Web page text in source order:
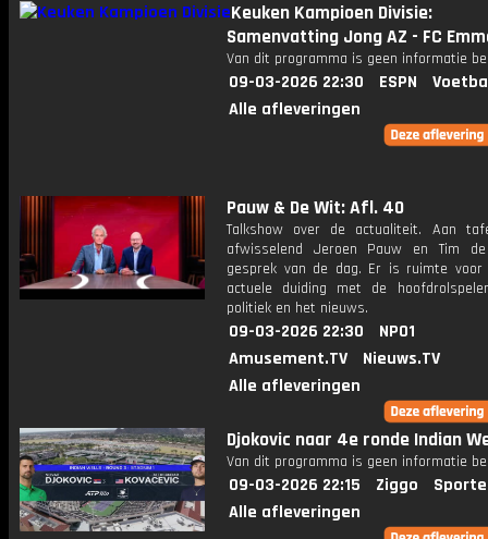
Keuken Kampioen Divisie:
Samenvatting Jong AZ - FC
Van dit programma is geen informatie
09-03-2026 22:30 ESPN
Alle afleveringen
Pauw & De Wit: Afl. 40
Talkshow over de actualiteit. Aan
afwisselend Jeroen Pauw en Tim
gesprek van de dag. Er is ruimte
actuele duiding met de
politiek en het nieuws.
09-03-2026 22:30
NPO1
Amusement.TV
Nieuws.TV
Alle afleveringen
Djokovic naar 4e ronde Indian
Van dit programma is geen informatie
09-03-2026 22:15 Ziggo
Alle afleveringen